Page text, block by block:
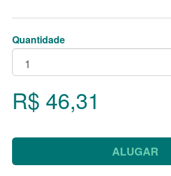
Quantidade
R$ 46,31
ALUGAR